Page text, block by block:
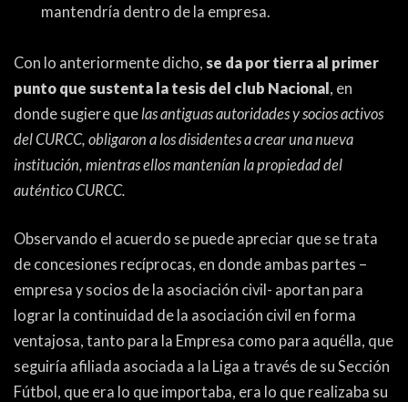
mantendría dentro de la empresa.
Con lo anteriormente dicho, se da por tierra al primer
punto que sustenta la tesis del club Nacional, en
donde sugiere que las antiguas autoridades y socios activos
del CURCC, obligaron a los disidentes a crear una nueva
institución, mientras ellos mantenían la propiedad del
auténtico CURCC.
Observando el acuerdo se puede apreciar que se trata
de concesiones recíprocas, en donde ambas partes –
empresa y socios de la asociación civil- aportan para
lograr la continuidad de la asociación civil en forma
ventajosa, tanto para la Empresa como para aquélla, que
seguiría afiliada asociada a la Liga a través de su Sección
Fútbol, que era lo que importaba, era lo que realizaba su